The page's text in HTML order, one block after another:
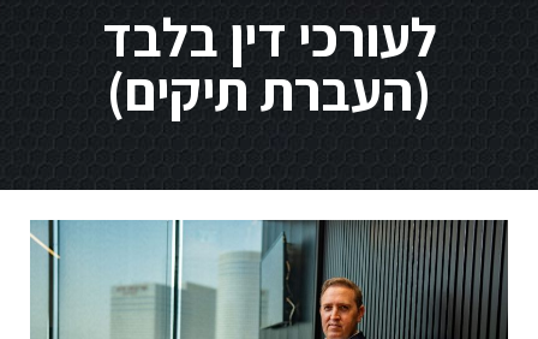
לעורכי דין בלבד
(העברת תיקים)